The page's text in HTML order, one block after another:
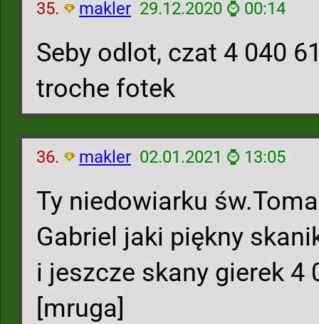
35. makler 29.12.2020 ⌚ 00:14
Seby odlot, czat 4 040
troche fotek
36. makler 02.01.2021 ⌚ 13:05
Ty niedowiarku
Gabriel jaki piękny
i jeszcze skany gierek 4
[mruga]